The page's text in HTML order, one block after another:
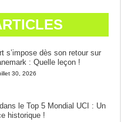
s’impose dès son retour sur
: Quelle leçon !
30, 2026
le Top 5 Mondial UCI : Un
historique !